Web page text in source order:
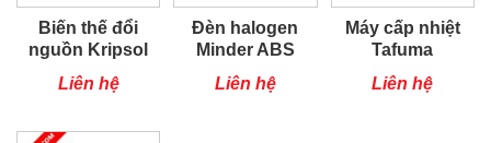
Biến thế đổi
nguồn Kripsol
Liên hệ
Đèn halogen
Minder ABS
Liên hệ
Máy cấp nhiệt
Tafuma
TSQ100RP
Liên hệ